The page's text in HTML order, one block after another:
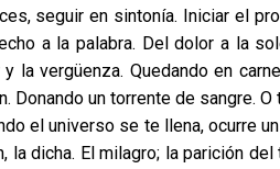
seguir en sintonía. Iniciar el
a la palabra. Del dolor a la
y la vergüenza. Quedando en
Donando un torrente de sangre.
el universo se te llena, ocurre
la dicha. El milagro; la parición